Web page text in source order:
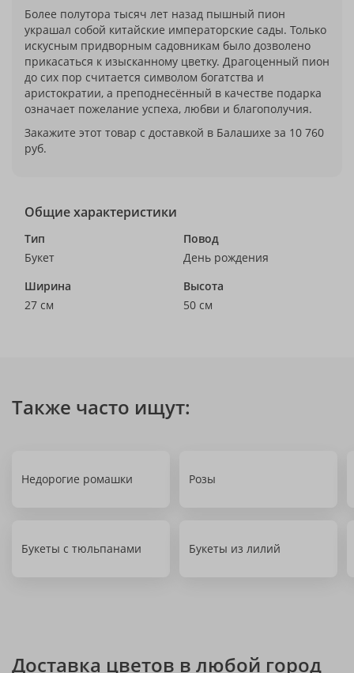
Более полутора тысяч лет назад пышный пион
украшал собой китайские императорские сады. Только
искусным придворным садовникам было дозволено
прикасаться к изысканному цветку. Драгоценный пион
до сих пор считается символом богатства и
аристократии, а преподнесённый в качестве подарка
означает пожелание успеха, любви и благополучия.
Закажите этот товар с доставкой в Балашихе за 10 760
руб.
Общие характеристики
Тип
Букет
Повод
День рождения
Ширина
27 см
Высота
50 см
Также часто ищут:
Недорогие ромашки Розы
Букеты с тюльпанами Букеты из лилий
Доставка цветов в любой город